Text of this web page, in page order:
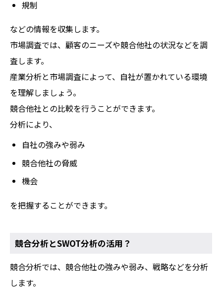
規制
などの情報を収集します。
市場調査では、顧客のニーズや競合他社の状況などを調
査します。
産業分析と市場調査によって、自社が置かれている環境
を理解しましょう。
競合他社との比較を行うことができます。
分析により、
自社の強みや弱み
競合他社の脅威
機会
を把握することができます。
競合分析とSWOT分析の活用？
競合分析では、競合他社の強みや弱み、戦略などを分析
します。